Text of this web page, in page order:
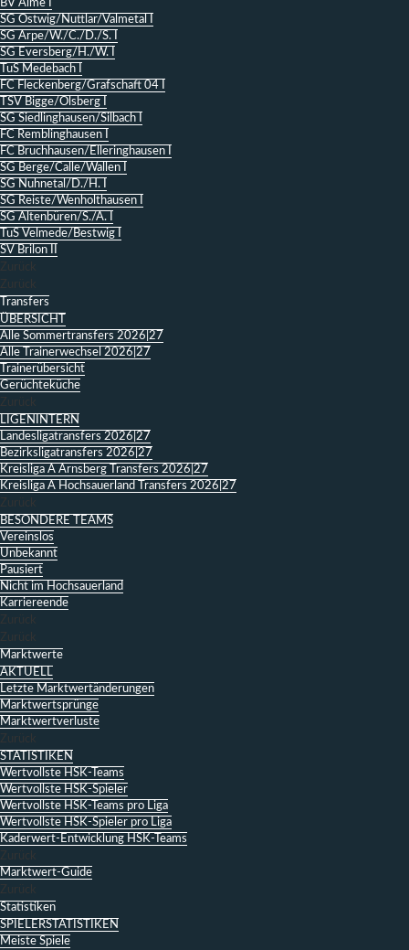
BV Alme I
SG Ostwig/Nuttlar/Valmetal I
SG Arpe/W./C./D./S. I
SG Eversberg/H./W. I
TuS Medebach I
FC Fleckenberg/Grafschaft 04 I
TSV Bigge/Olsberg I
SG Siedlinghausen/Silbach I
FC Remblinghausen I
FC Bruchhausen/Elleringhausen I
SG Berge/Calle/Wallen I
SG Nuhnetal/D./H. I
SG Reiste/Wenholthausen I
SG Altenbüren/S./A. I
TuS Velmede/Bestwig I
SV Brilon II
Zurück
Zurück
Transfers
ÜBERSICHT
Alle Sommertransfers 2026|27
Alle Trainerwechsel 2026|27
Trainerübersicht
Gerüchteküche
Zurück
LIGENINTERN
Landesligatransfers 2026|27
Bezirksligatransfers 2026|27
Kreisliga A Arnsberg Transfers 2026|27
Kreisliga A Hochsauerland Transfers 2026|27
Zurück
BESONDERE TEAMS
Vereinslos
Unbekannt
Pausiert
Nicht im Hochsauerland
Karriereende
Zurück
Zurück
Marktwerte
AKTUELL
Letzte Marktwertänderungen
Marktwertsprünge
Marktwertverluste
Zurück
STATISTIKEN
Wertvollste HSK-Teams
Wertvollste HSK-Spieler
Wertvollste HSK-Teams pro Liga
Wertvollste HSK-Spieler pro Liga
Kaderwert-Entwicklung HSK-Teams
Zurück
Marktwert-Guide
Zurück
Statistiken
SPIELERSTATISTIKEN
Meiste Spiele